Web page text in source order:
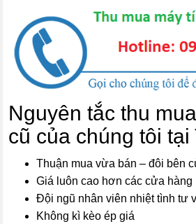
Nguyên tắc thu
cũ của chúng tôi tại
Thuận mua vừa bán – đôi bên
Giá luôn cao hơn các cửa hàng
Đội ngũ nhân viên nhiệt tình tư
Không kì kèo ép giá